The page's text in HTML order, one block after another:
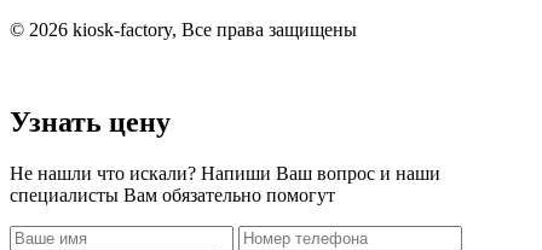
© 2026 kiosk-factory, Все права защищены
Узнать цену
Не нашли что искали? Напиши Ваш вопрос и наши
специалисты Вам обязательно помогут